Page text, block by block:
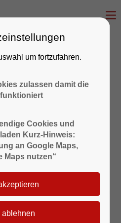
die
WOBAU
von Ministerpräsident
zum dritten Mal am
offenen Unternehmens im
öffnete an diesem Tag von
Bürgerinnen und
Einblicke in die
um fortzufahren.
zulassen damit die
Cookies und
Kurz-Hinweis:
an Google Maps,
Maps nutzen“